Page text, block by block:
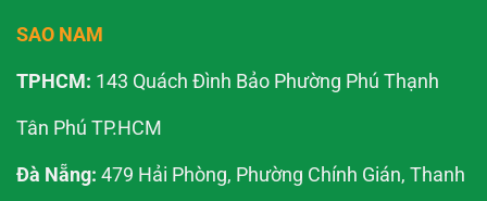
SAO NAM
TPHCM: 143 Quách Đình Bảo Phường Phú Thạnh
Tân Phú TP.HCM
Đà Nẵng: 479 Hải Phòng, Phường Chính Gián, Thanh